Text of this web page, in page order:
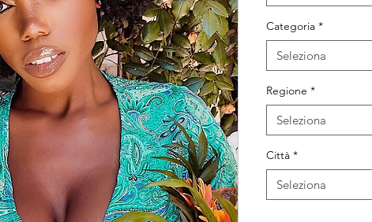
Categoria *
Seleziona
Regione *
Seleziona
Città *
Seleziona